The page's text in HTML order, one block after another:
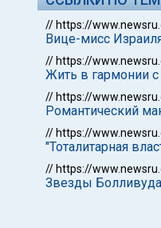
// https://
Вице-мисс
// https://
Жить в гармонии
// https://
Романтический
// https://
"Тоталитарная
// https://
Звезды